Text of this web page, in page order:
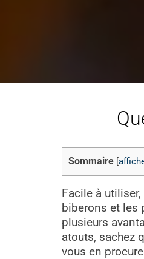
Sommaire
Facile à
biberons et les
plusieurs
atouts, sachez
vous en